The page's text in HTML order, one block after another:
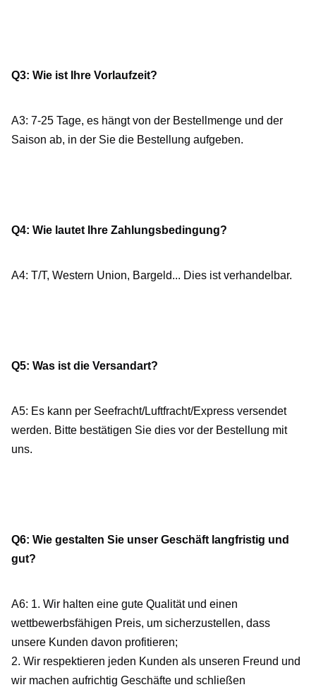
Q3: Wie ist Ihre Vorlaufzeit?
A3: 7-25 Tage, es hängt von der Bestellmenge und der
Saison ab, in der Sie die Bestellung aufgeben.
Q4: Wie lautet Ihre Zahlungsbedingung?
A4: T/T, Western Union, Bargeld... Dies ist verhandelbar.
Q5: Was ist die Versandart?
A5: Es kann per Seefracht/Luftfracht/Express versendet
werden. Bitte bestätigen Sie dies vor der Bestellung mit
uns.
Q6: Wie gestalten Sie unser Geschäft langfristig und
gut?
A6: 1. Wir halten eine gute Qualität und einen
wettbewerbsfähigen Preis, um sicherzustellen, dass
unsere Kunden davon profitieren;
2. Wir respektieren jeden Kunden als unseren Freund und
wir machen aufrichtig Geschäfte und schließen